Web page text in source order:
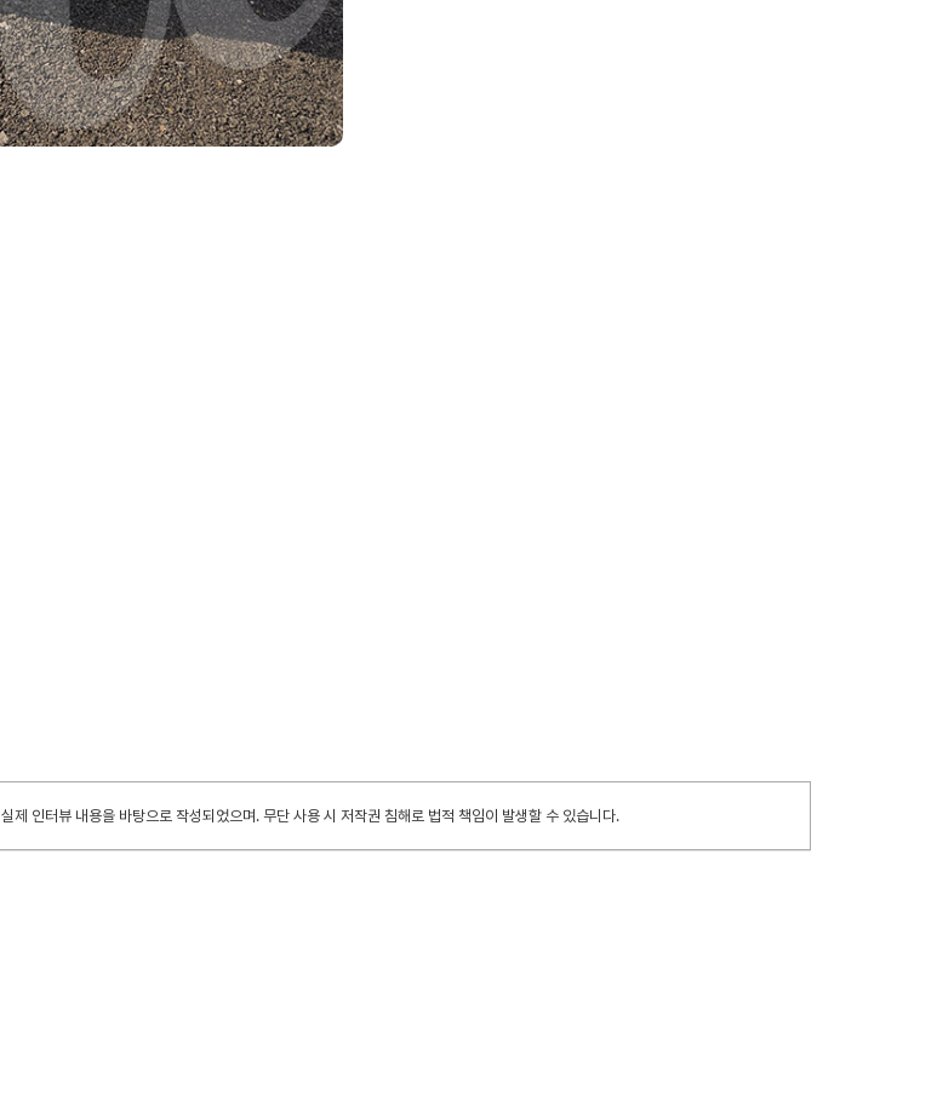
제 인터뷰 내용을 바탕으로 작성되었으며. 무단 사용 시 저작권 침해로 법적 책임이 발생할 수 있습니다.